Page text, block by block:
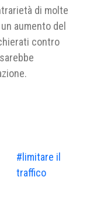
di molte
aumento del
contro
#limitare il
traffico